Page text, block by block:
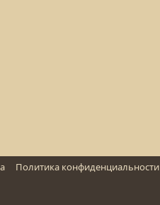
Политика конфиденциальности